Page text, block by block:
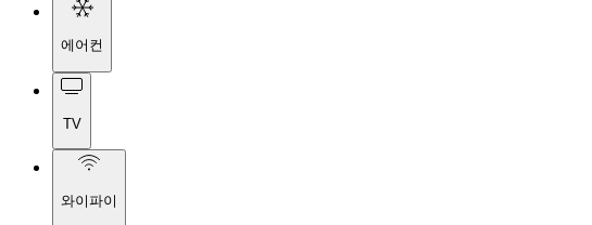
에어컨
TV
와이파이